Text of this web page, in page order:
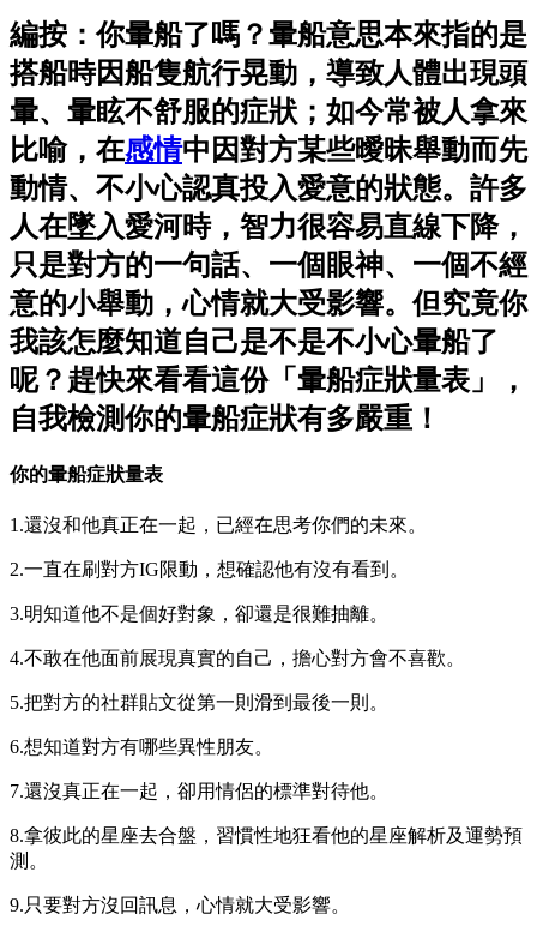
編按：你暈船了嗎？暈船意思本來指的是
搭船時因船隻航行晃動，導致人體出現頭
暈、暈眩不舒服的症狀；如今常被人拿來
比喻，在感情中因對方某些曖昧舉動而先
動情、不小心認真投入愛意的狀態。許多
人在墜入愛河時，智力很容易直線下降，
只是對方的一句話、一個眼神、一個不經
意的小舉動，心情就大受影響。但究竟你
我該怎麼知道自己是不是不小心暈船了
呢？趕快來看看這份「暈船症狀量表」，
自我檢測你的暈船症狀有多嚴重！
你的暈船症狀量表
1.還沒和他真正在一起，已經在思考你們的未來。
2.一直在刷對方IG限動，想確認他有沒有看到。
3.明知道他不是個好對象，卻還是很難抽離。
4.不敢在他面前展現真實的自己，擔心對方會不喜歡。
5.把對方的社群貼文從第一則滑到最後一則。
6.想知道對方有哪些異性朋友。
7.還沒真正在一起，卻用情侶的標準對待他。
8.拿彼此的星座去合盤，習慣性地狂看他的星座解析及運勢預
測。
9.只要對方沒回訊息，心情就大受影響。